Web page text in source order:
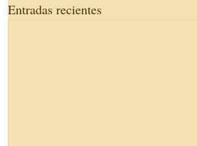
Entradas recientes